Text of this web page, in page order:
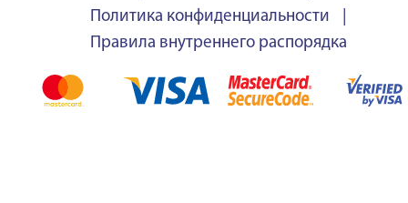
Политика конфиденциальности
Правила внутреннего распорядка